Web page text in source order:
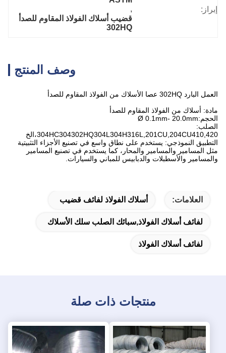
إبراز:
,
قضيب أسلاك الفولاذ المقاوم للصدأ
302HQ
وصف المنتج
العمل البارد 302HQ عصا الأسلاك من الفولاذ المقاوم للصدأ
مادة: أسلاك من الفولاذ المقاوم للصدأ
الحجم:Ø 0.1mm- 20.0mm
الصلب:
304HC304302HQ304L304H316L,201CU,204CU410,420،الخ
التطبيق النموذجي: يستخدم على نطاق واسع في تصنيع الأجزاء التثبيتية
مثل المسامير والمسامير والمحار، كما يستخدم في تصنيع المسامير
والمسامير والأسطبلات والدبابيس للمباني والسيارات.
العلامات: أسلاك الفولاذ لفائف قضيب
لفائف أسلاك الفولاذ,سبائك الصلب سلك الأسلاك
لفائف أسلاك الفولاذ
منتجات ذات صلة